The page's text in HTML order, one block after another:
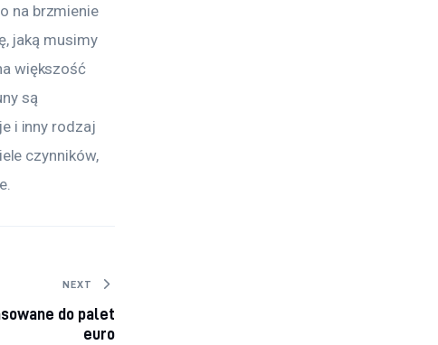
na brzmienie
jaką musimy
większość
są
i inny rodzaj
czynników,
NEXT
do palet
euro